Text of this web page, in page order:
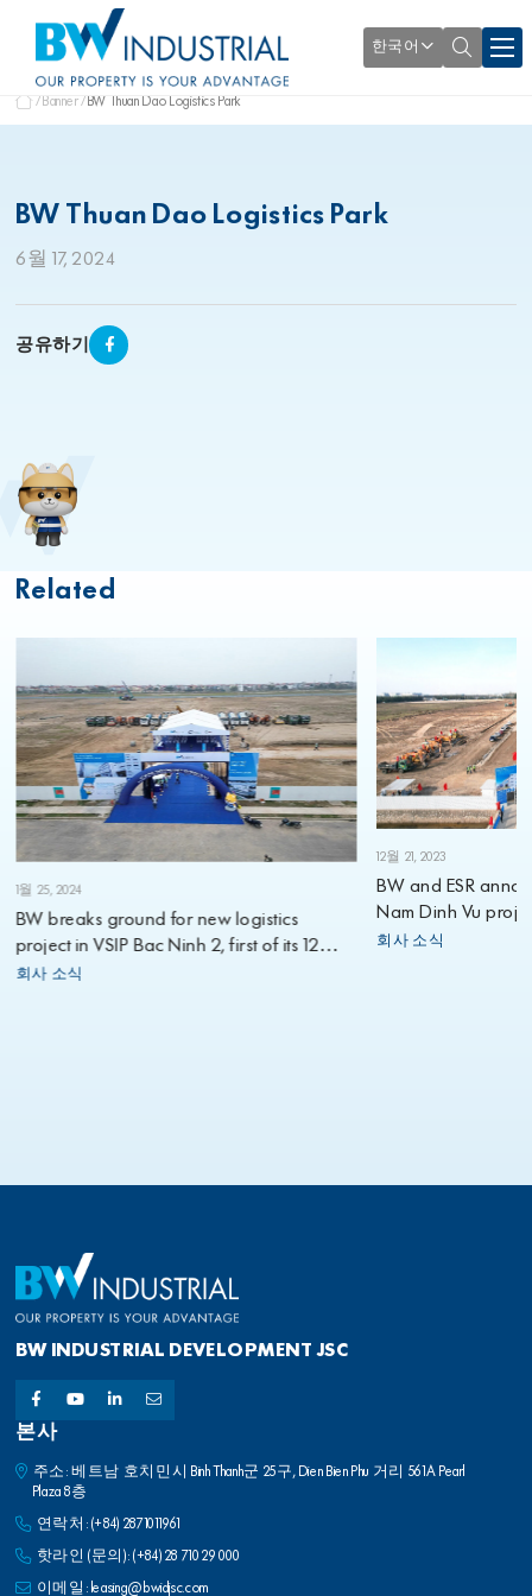
한국어
Banner BW Thuan Dao Logistics Park
BW Thuan Dao Logistics Park
6월 17, 2024
공유하기
Related
1월 25, 2024
BW breaks ground for new logistics
project in VSIP Bac Ninh 2, first of its 12
planned projects for 2024
회사 소식
12월 21, 2023
BW and ESR
Nam Dinh Vu
회사 소식
BW INDUSTRIAL DEVELOPMENT JSC
본사
주소: 베트남 호치민시 Binh Thanh군 25구, Dien Bien Phu 거리 561A Pearl
Plaza 8층
연락처: (+84) 2871011961
핫라인 (문의):(+84) 28 710 29 000
이메일: leasing@bwidjsc.com